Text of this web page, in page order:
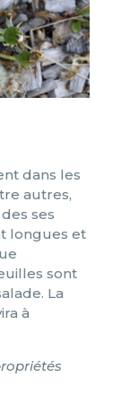
dans les
autres,
ses
longues et
sont
La
à